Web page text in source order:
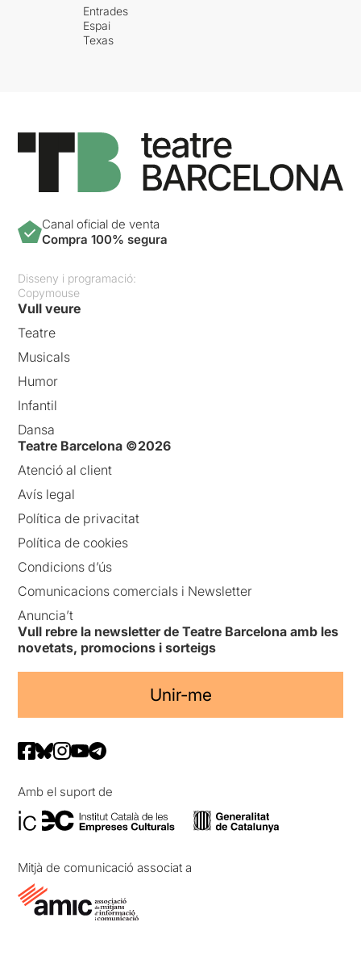
Entrades
Espai
Texas
Canal oficial de venta
Compra 100% segura
Disseny i programació:
Copymouse
Vull veure
Teatre
Musicals
Humor
Infantil
Dansa
Teatre Barcelona ©2026
Atenció al client
Avís legal
Política de privacitat
Política de cookies
Condicions d’ús
Comunicacions comercials i Newsletter
Anuncia’t
Vull rebre la newsletter de Teatre Barcelona amb les
novetats, promocions i sorteigs
Unir-me
Amb el suport de
Mitjà de comunicació associat a